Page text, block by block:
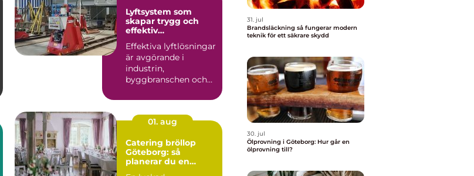
Lyftsystem som
skapar trygg och
effektiv
Effektiva lyftlösningar
är avgörande i
industrin,
byggbranschen och
infrastrukturprojekt....
01. aug
Catering bröllop
Göteborg: så
planerar du en
31. jul
Brandsläckning så fungerar modern
teknik för ett säkrare skydd
30. jul
Ölprovning i Göteborg: Hur går en
ölprovning till?